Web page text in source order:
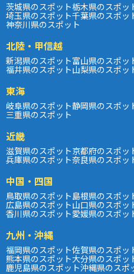
茨城県のスポット栃木県のスポッ
埼玉県のスポット千葉県のスポッ
神奈川県のスポット
北陸・甲信越
新潟県のスポット富山県のスポッ
福井県のスポット山梨県のスポッ
東海
岐阜県のスポット静岡県のスポッ
三重県のスポット
近畿
滋賀県のスポット京都府のスポッ
兵庫県のスポット奈良県のスポッ
中国・四国
鳥取県のスポット島根県のスポッ
広島県のスポット山口県のスポッ
香川県のスポット愛媛県のスポッ
九州・沖縄
福岡県のスポット佐賀県のスポッ
熊本県のスポット大分県のスポッ
鹿児島県のスポット沖縄県のスポ